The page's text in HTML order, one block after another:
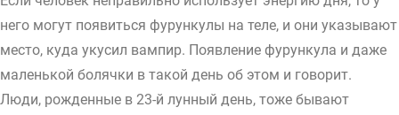
него могут появиться фурункулы на теле, и они указывают
место, куда укусил вампир. Появление фурункула и даже
маленькой болячки в такой день об этом и говорит.
Люди, рожденные в 23-й лунный день, тоже бывают